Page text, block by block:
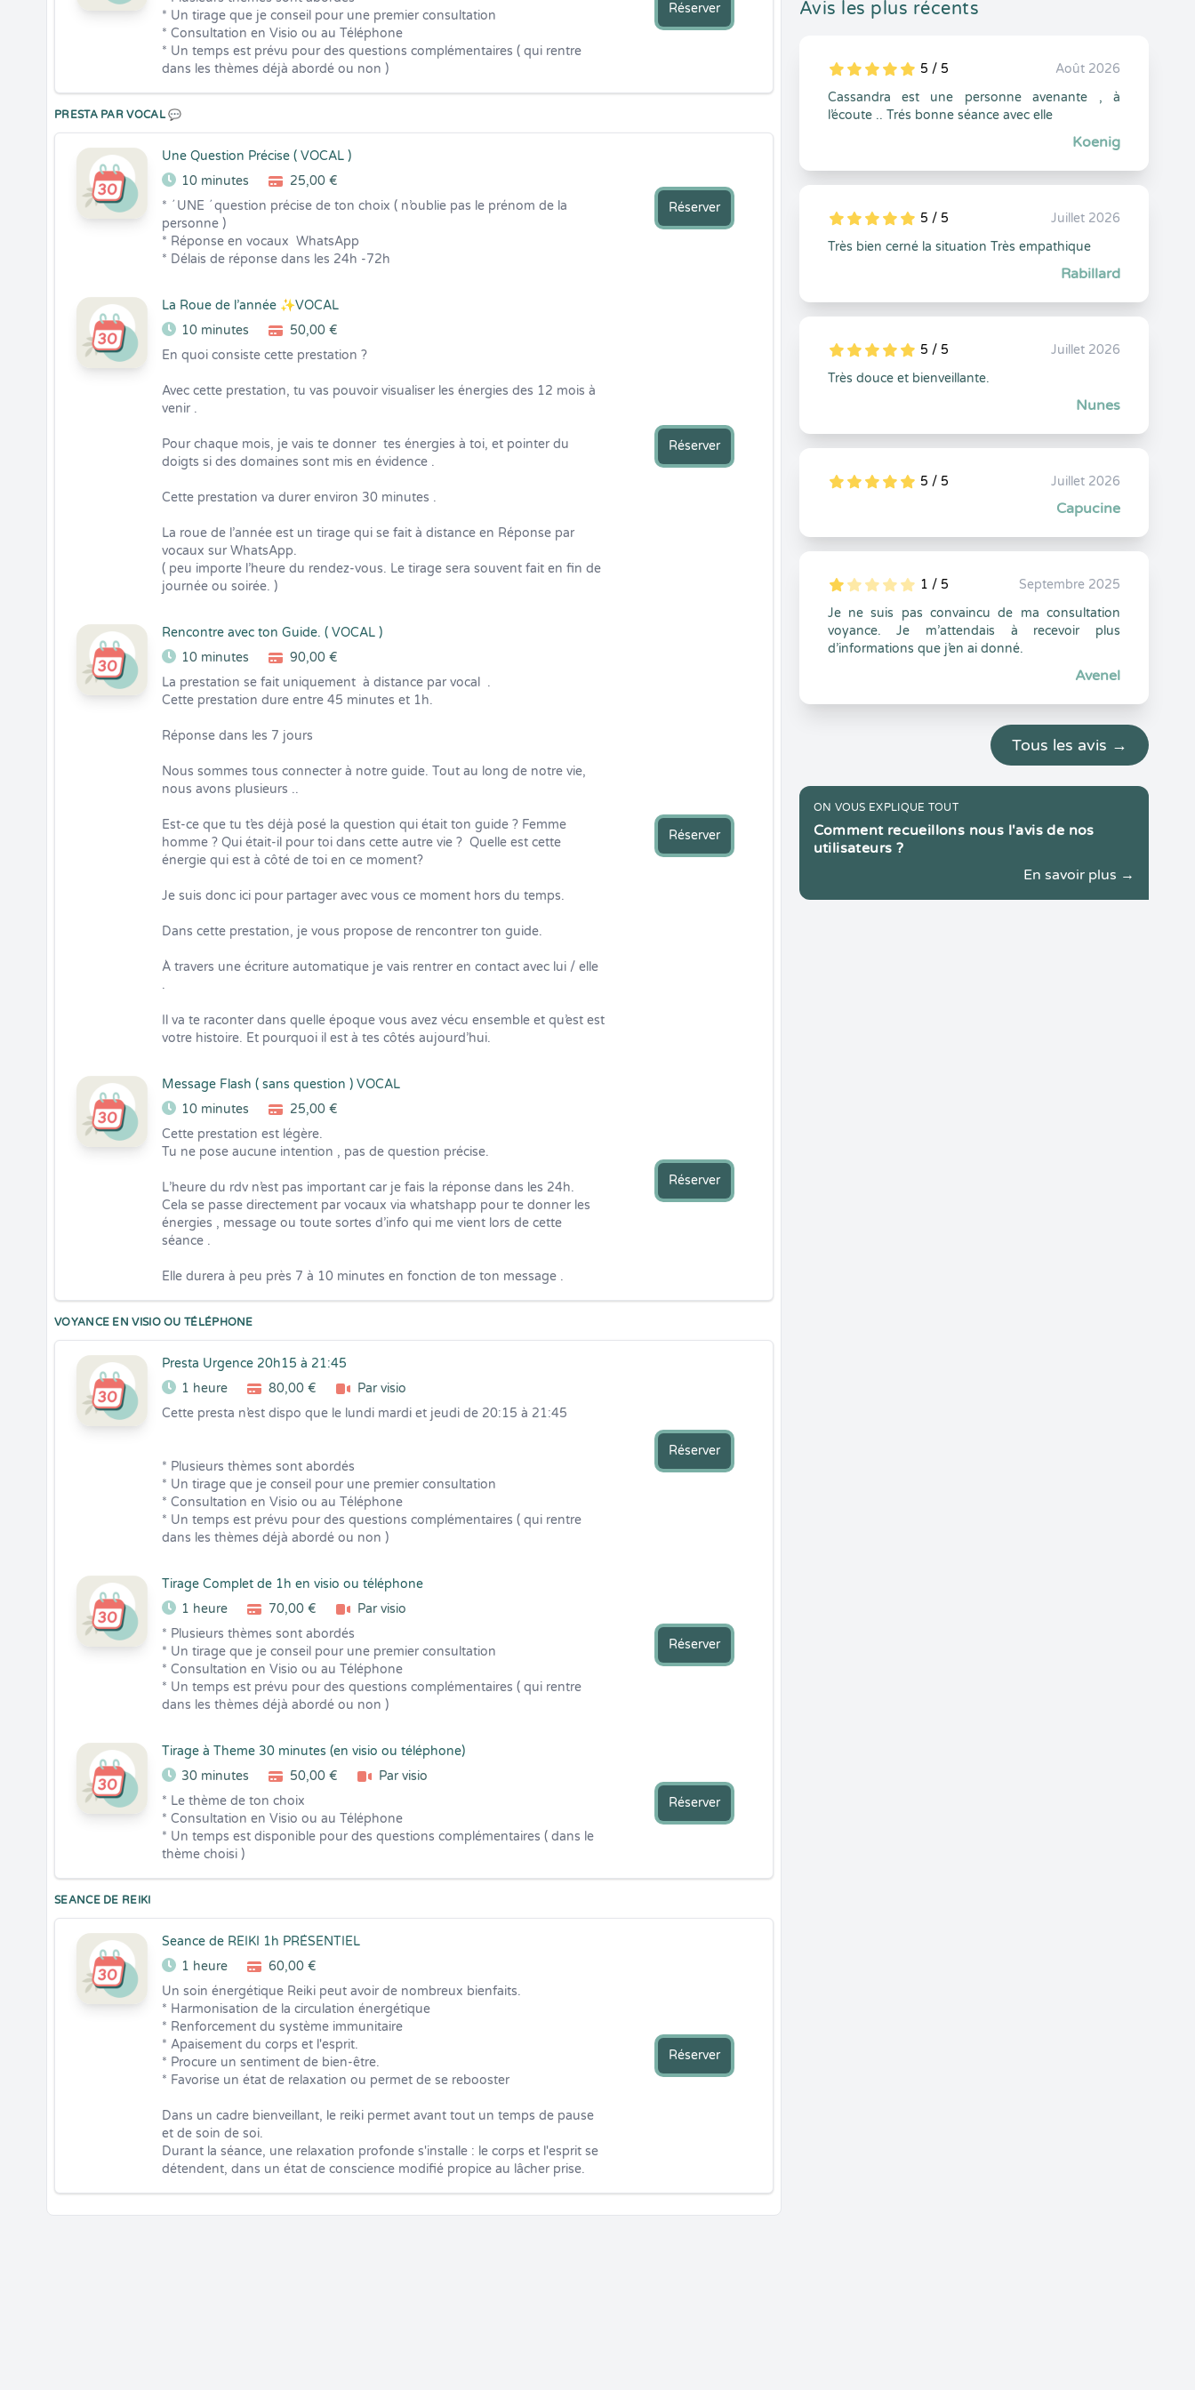
* Un tirage que je conseil pour une premier consultation
* Consultation en Visio ou au Téléphone
* Un temps est prévu pour des questions complémentaires ( qui rentre
dans les thèmes déjà abordé ou non )
Réserver
PRESTA PAR VOCAL 💬
Une Question Précise ( VOCAL )
10 minutes
25,00 €
* ´ UNE ´ question précise de ton choix ( n’oublie pas le prénom de la
personne )
* Réponse en vocaux  WhatsApp
* Délais de réponse dans les 24h -72h
Réserver
La Roue de l’année ✨VOCAL
10 minutes
50,00 €
En quoi consiste cette prestation ?
Avec cette prestation, tu vas pouvoir visualiser les énergies des 12 mois à
venir .
Pour chaque mois, je vais te donner  tes énergies à toi, et pointer du
doigts si des domaines sont mis en évidence .
Cette prestation va durer environ 30 minutes .
La roue de l’année est un tirage qui se fait à distance en Réponse par
vocaux sur WhatsApp.
( peu importe l’heure du rendez-vous. Le tirage sera souvent fait en fin de
journée ou soirée. )
Réserver
Rencontre avec ton Guide. ( VOCAL )
10 minutes
90,00 €
La prestation se fait uniquement  à distance par vocal  .
Cette prestation dure entre 45 minutes et 1h.
Réponse dans les 7 jours
Nous sommes tous connecter à notre guide. Tout au long de notre vie,
nous avons plusieurs ..
Est-ce que tu t’es déjà posé la question qui était ton guide ? Femme
homme ? Qui était-il pour toi dans cette autre vie ?  Quelle est cette
énergie qui est à côté de toi en ce moment?
Je suis donc ici pour partager avec vous ce moment hors du temps.
Dans cette prestation, je vous propose de rencontrer ton guide.
À travers une écriture automatique je vais rentrer en contact avec lui / elle
.
Il va te raconter dans quelle époque vous avez vécu ensemble et qu’est est
votre histoire. Et pourquoi il est à tes côtés aujourd’hui.
Réserver
Message Flash ( sans question ) VOCAL
10 minutes
25,00 €
Cette prestation est légère.
Tu ne pose aucune intention , pas de question précise.
L’heure du rdv n’est pas important car je fais la réponse dans les 24h.
Cela se passe directement par vocaux via whatshapp pour te donner les
énergies , message ou toute sortes d’info qui me vient lors de cette
séance .
Elle durera à peu près 7 à 10 minutes en fonction de ton message .
Réserver
VOYANCE EN VISIO OU TÉLÉPHONE
Presta Urgence 20h15 à 21:45
1 heure
80,00 €
Par visio
Cette presta n’est dispo que le lundi mardi et jeudi de 20:15 à 21:45
* Plusieurs thèmes sont abordés
* Un tirage que je conseil pour une premier consultation
* Consultation en Visio ou au Téléphone
* Un temps est prévu pour des questions complémentaires ( qui rentre
dans les thèmes déjà abordé ou non )
Réserver
Tirage Complet de 1h en visio ou téléphone
1 heure
70,00 €
Par visio
* Plusieurs thèmes sont abordés
* Un tirage que je conseil pour une premier consultation
* Consultation en Visio ou au Téléphone
* Un temps est prévu pour des questions complémentaires ( qui rentre
dans les thèmes déjà abordé ou non )
Réserver
Tirage à Theme 30 minutes (en visio ou téléphone)
30 minutes
50,00 €
Par visio
* Le thème de ton choix
* Consultation en Visio ou au Téléphone
* Un temps est disponible pour des questions complémentaires ( dans le
thème choisi )
Réserver
SEANCE DE REIKI
Seance de REIKI 1h PRÉSENTIEL
1 heure
60,00 €
Un soin énergétique Reiki peut avoir de nombreux bienfaits.
* Harmonisation de la circulation énergétique
* Renforcement du système immunitaire
* Apaisement du corps et l'esprit.
* Procure un sentiment de bien-être.
* Favorise un état de relaxation ou permet de se rebooster
Dans un cadre bienveillant, le reiki permet avant tout un temps de pause
et de soin de soi.
Durant la séance, une relaxation profonde s'installe : le corps et l'esprit se
détendent, dans un état de conscience modifié propice au lâcher prise.
Réserver
Avis les plus récents
5
1
5
0 5 / 5
Août 2026
Cassandra est une personne avenante , à
l’écoute .. Trés bonne séance avec elle
Koenig
5
1
5
0 5 / 5
Juillet 2026
Très bien cerné la situation Très empathique
Rabillard
5
1
5
0 5 / 5
Juillet 2026
Très douce et bienveillante.
Nunes
5
1
5
0 5 / 5 Juillet 2026
Capucine
5
1
1
0 1 / 5
Septembre 2025
Je ne suis pas convaincu de ma consultation
voyance. Je m’attendais à recevoir plus
d’informations que j’en ai donné.
Avenel
Tous les avis →
ON VOUS EXPLIQUE TOUT
Comment recueillons nous l'avis de nos
utilisateurs ?
En savoir plus →